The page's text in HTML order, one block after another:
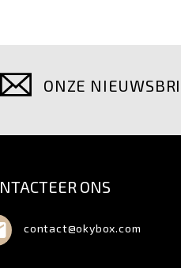
ONZE
ONS
contact@okybox.com